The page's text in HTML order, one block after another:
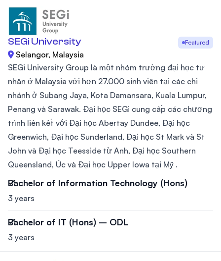
SEGi University Featured
Selangor, Malaysia
SEGi University Group là một nhóm trường đại học tư
nhân ở Malaysia với hơn 27.000 sinh viên tại các chi
nhánh ở Subang Jaya, Kota Damansara, Kuala Lumpur,
Penang và Sarawak. Đại học SEGi cung cấp các chương
trình liên kết với Đại học Abertay Dundee, Đại học
Greenwich, Đại học Sunderland, Đại học St Mark và St
John và Đại học Teesside từ Anh, Đại học Southern
Queensland, Úc và Đại học Upper Iowa tại Mỹ .
Bachelor of Information Technology (Hons)
3 years
Bachelor of IT (Hons) – ODL
3 years